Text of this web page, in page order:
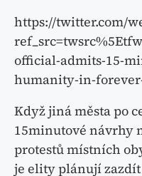
https://twitter.com/
official-admits-15-
humanity-in-
Když jiná města po
15minutové návrhy
protestů místních
je elity plánují